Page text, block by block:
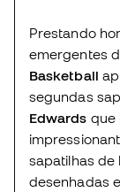
Prestando
emergentes
Basketball
segundas
Edwards que
sapatilhas de
desenhadas